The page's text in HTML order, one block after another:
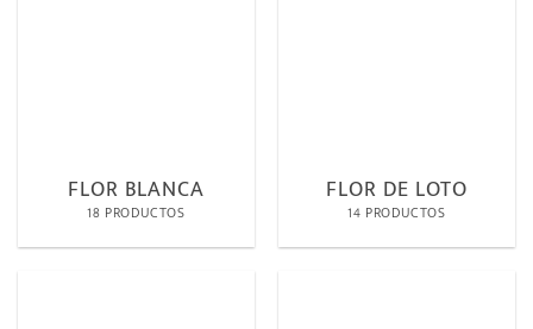
FLOR BLANCA
18 PRODUCTOS
FLOR DE LOTO
14 PRODUCTOS